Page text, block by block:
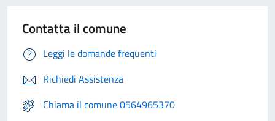
Contatta il comune
Leggi le domande frequenti
Richiedi Assistenza
Chiama il comune 0564965370